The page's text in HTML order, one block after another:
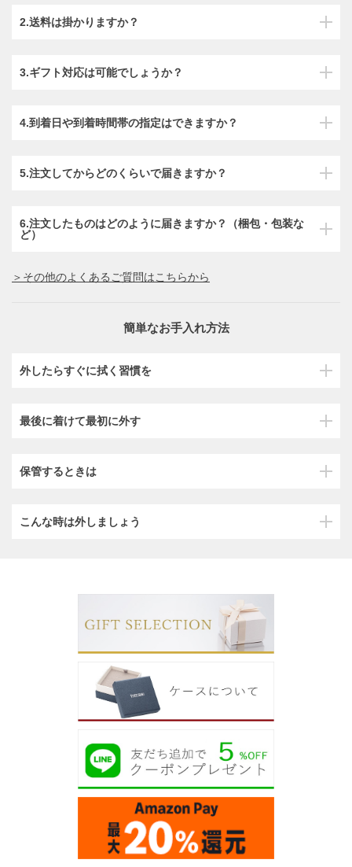
2.送料は掛かりますか？
3.ギフト対応は可能でしょうか？
4.到着日や到着時間帯の指定はできますか？
5.注文してからどのくらいで届きますか？
6.注文したものはどのように届きますか？（梱包・包装な
ど）
＞その他のよくあるご質問はこちらから
簡単なお手入れ方法
外したらすぐに拭く習慣を
最後に着けて最初に外す
保管するときは
こんな時は外しましょう